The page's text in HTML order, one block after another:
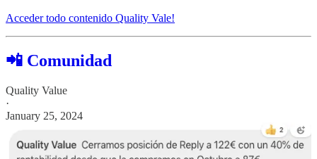
Acceder todo contenido Quality Vale!
📲 Comunidad
Quality Value
·
January 25, 2024